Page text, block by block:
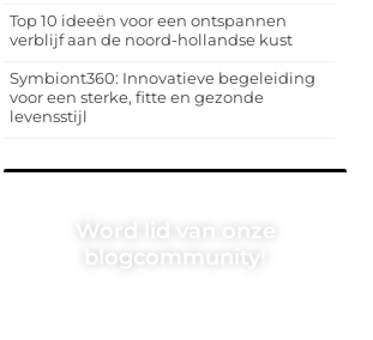
Top 10 ideeën voor een ontspannen
verblijf aan de noord-hollandse kust
Symbiont360: Innovatieve begeleiding
voor een sterke, fitte en gezonde
levensstijl
Word lid van onze
blogcommunity!